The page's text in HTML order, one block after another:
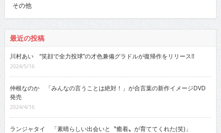
その他
最近の投稿
川村あい “笑顔で全力投球”の才色兼備グラドルが復帰作をリリース!!
2024/5/16
仲根なのか 「みんなの言うことは絶対！」が合言葉の新作イメージDVD
発売
2024/4/16
ランジャタイ 「素晴らしい出会いと〝癒着〟が育ててくれた(笑)」